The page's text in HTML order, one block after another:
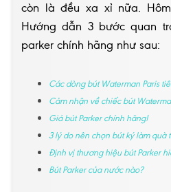
còn là đều xa xỉ nữa.
Hướng dẫn 3 bước quan
parker chính hãng như sau:
Các dòng bút Waterman Paris
Cảm nhận về chiếc bút
Giá bút Parker chính hãng!
3 lý do nên chọn bút ký làm quà
Định vị thương hiệu bút Parker
Bút Parker của nước nào?